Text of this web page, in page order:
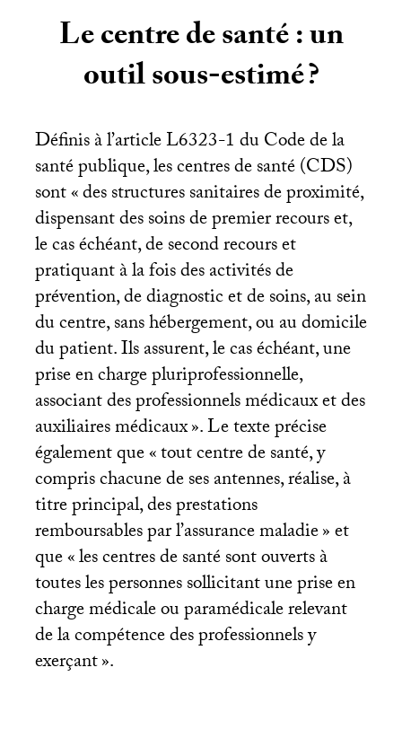
Le centre de santé : un
outil sous-estimé?
Définis à l’article L6323-1 du Code de la
santé publique, les centres de santé (CDS)
sont «des structures sanitaires de proximité,
dispensant des soins de premier recours et,
le cas échéant, de second recours et
pratiquant à la fois des activités de
prévention, de diagnostic et de soins, au sein
du centre, sans hébergement, ou au domicile
du patient. Ils assurent, le cas échéant, une
prise en charge pluriprofessionnelle,
associant des professionnels médicaux et des
auxiliaires médicaux». Le texte précise
également que «tout centre de santé, y
compris chacune de ses antennes, réalise, à
titre principal, des prestations
remboursables par l’assurance maladie» et
que «les centres de santé sont ouverts à
toutes les personnes sollicitant une prise en
charge médicale ou paramédicale relevant
de la compétence des professionnels y
exerçant».